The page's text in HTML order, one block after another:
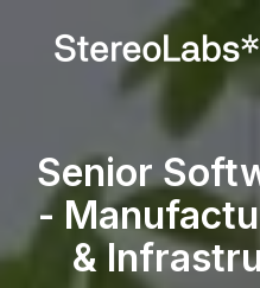
Homepage
Senior
-
&